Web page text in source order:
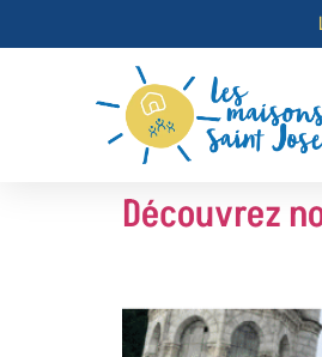
Découvrez